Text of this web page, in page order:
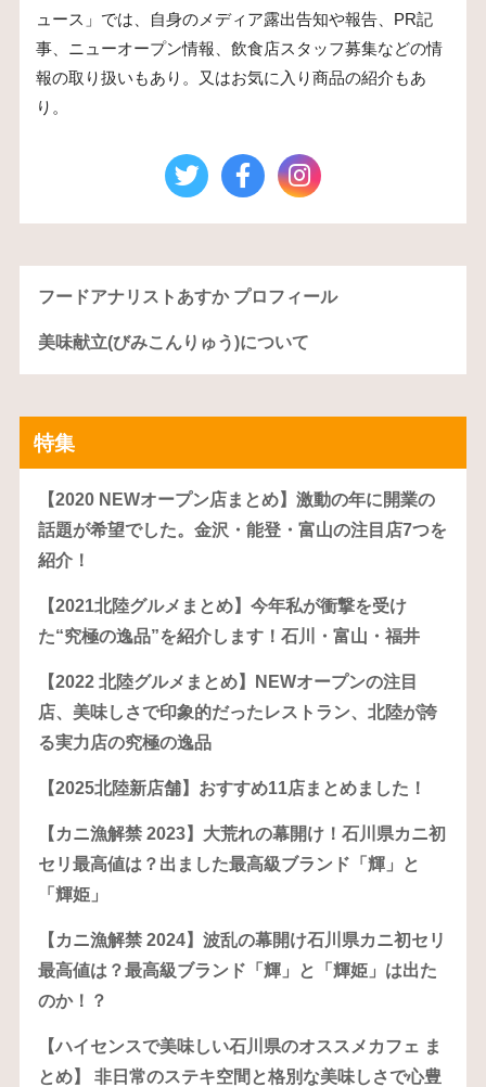
ュース」では、自身のメディア露出告知や報告、PR記
事、ニューオープン情報、飲食店スタッフ募集などの情
報の取り扱いもあり。又はお気に入り商品の紹介もあ
り。
フードアナリストあすか プロフィール
美味献立(びみこんりゅう)について
特集
【2020 NEWオープン店まとめ】激動の年に開業の
話題が希望でした。金沢・能登・富山の注目店7つを
紹介！
【2021北陸グルメまとめ】今年私が衝撃を受け
た“究極の逸品”を紹介します！石川・富山・福井
【2022 北陸グルメまとめ】NEWオープンの注目
店、美味しさで印象的だったレストラン、北陸が誇
る実力店の究極の逸品
【2025北陸新店舗】おすすめ11店まとめました！
【カニ漁解禁 2023】大荒れの幕開け！石川県カニ初
セリ最高値は？出ました最高級ブランド「輝」と
「輝姫」
【カニ漁解禁 2024】波乱の幕開け石川県カニ初セリ
最高値は？最高級ブランド「輝」と「輝姫」は出た
のか！？
【ハイセンスで美味しい石川県のオススメカフェ ま
とめ】 非日常のステキ空間と格別な美味しさで心豊